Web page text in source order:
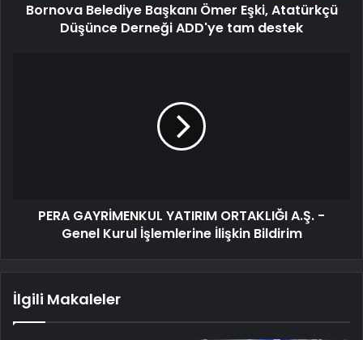
Bornova Belediye Başkanı Ömer Eşki, Atatürkçü
Düşünce Derneği ADD'ye tam destek
PERA GAYRİMENKUL YATIRIM ORTAKLIĞI A.Ş. -
Genel Kurul İşlemlerine İlişkin Bildirim
İlgili Makaleler